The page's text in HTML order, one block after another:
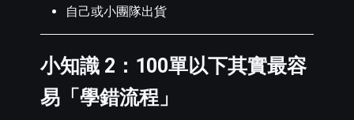
自己或小團隊出貨
小知識 2：100單以下其實最容
易「學錯流程」